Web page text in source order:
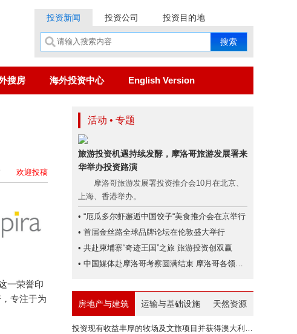
投资新闻 投资公司 投资目的地
搜房 海外投资中心 English Version
欢迎投稿
一荣誉印
专注于为
活动 • 专题
旅游投资机遇持续发酵，摩洛哥旅游发展署来
华举办投资路演
摩洛哥旅游发展署投资推介会10月在北京、
上海、香港举办。
• “厄瓜多尔虾邂逅中国饺子“美食推介会在京举行
• 首届金丝路全球品牌论坛在伦敦盛大举行
• 共赴柬埔寨“奇迹王国”之旅 旅游投资创双赢
• 中国媒体赴摩洛哥考察圆满结束 摩洛哥各领域投资潜力大、商机无限
房地产与建筑 运输与基础设施 天然资源
投资现有收益丰厚的牧场及文旅项目并获得澳大利亚身份